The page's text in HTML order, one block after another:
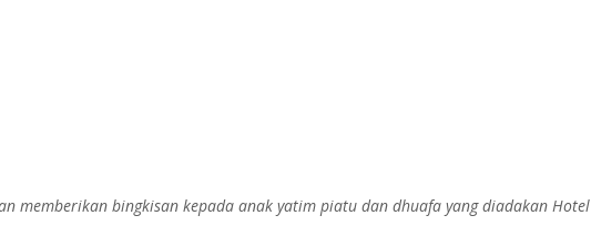
memberikan bingkisan kepada anak yatim piatu dan dhuafa yang diadakan